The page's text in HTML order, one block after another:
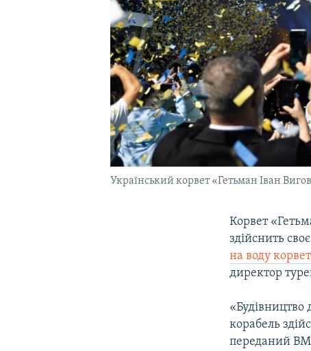
Український корвет «Гетьман Іван
Корвет
здійснить
на воду
директор
«Будівництво
корабель
переданий